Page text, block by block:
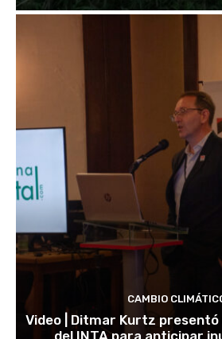
CAMBIO
Video | Ditmar Kurtz
del INTA para anticipar